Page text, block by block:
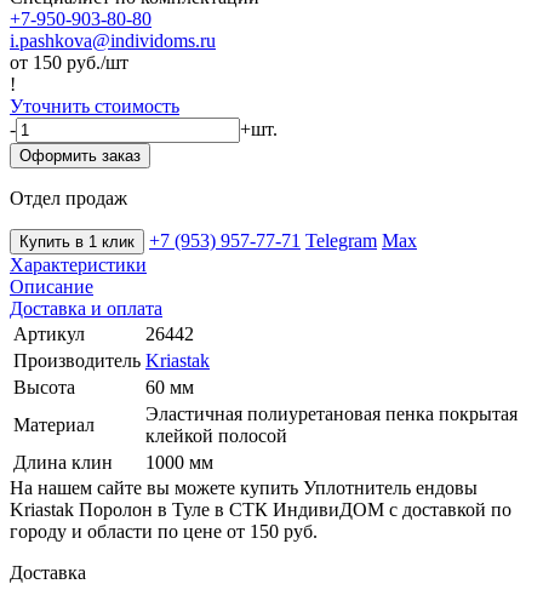
+7-950-903-80-80
i.pashkova@individoms.ru
от 150 руб./шт
!
Уточнить стоимость
-
+шт.
Оформить заказ
Отдел продаж
Купить в 1 клик +7 (953) 957-77-71 Telegram Max
Характеристики
Описание
Доставка и оплата
Артикул
26442
Производитель Kriastak
Высота
60 мм
Материал
Эластичная полиуретановая пенка покрытая
клейкой полосой
Длина клин
1000 мм
На нашем сайте вы можете купить Уплотнитель ендовы
Kriastak Поролон в Туле в СТК ИндивиДОМ с доставкой по
городу и области по цене от 150 руб.
Доставка